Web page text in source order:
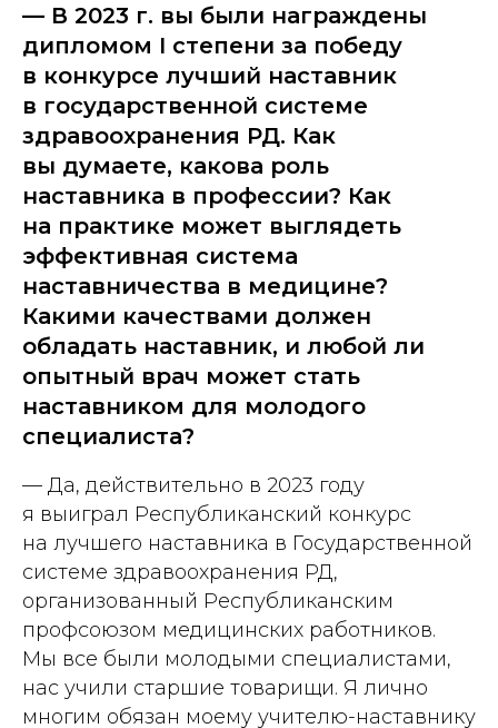
— В 2023 г. вы были награждены
дипломом I степени за победу
в конкурсе лучший наставник
в государственной системе
здравоохранения РД. Как
вы думаете, какова роль
наставника в профессии? Как
на практике может выглядеть
эффективная система
наставничества в медицине?
Какими качествами должен
обладать наставник, и любой ли
опытный врач может стать
наставником для молодого
специалиста?
— Да, действительно в 2023 году
я выиграл Республиканский конкурс
на лучшего наставника в Государственной
системе здравоохранения РД,
организованный Республиканским
профсоюзом медицинских работников.
Мы все были молодыми специалистами,
нас учили старшие товарищи. Я лично
многим обязан моему учителю-наставнику